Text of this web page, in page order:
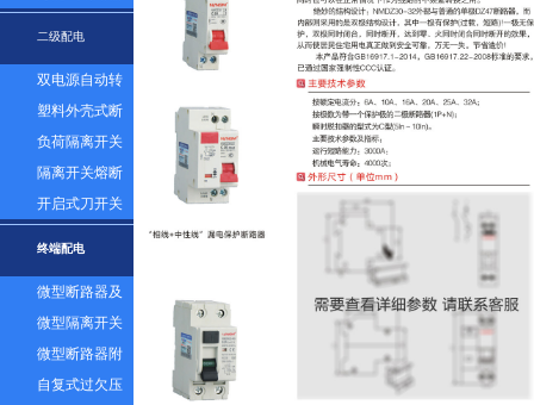
二级配电
双电源自动转
换开关
塑料外壳式断
路器及漏电
负荷隔离开关
隔离开关熔断
器组
开启式刀开关
终端配电
微型断路器及
漏电
微型隔离开关
微型断路器附
件
自复式过欠压